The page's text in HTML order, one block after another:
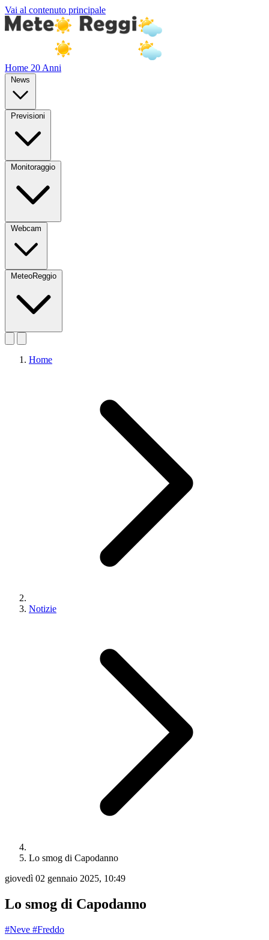
Vai al contenuto principale
Home 20 Anni
News
Previsioni
Monitoraggio
Webcam
MeteoReggio
Home
Notizie
Lo smog di Capodanno
giovedì 02 gennaio 2025, 10:49
Lo smog di Capodanno
#Neve #Freddo